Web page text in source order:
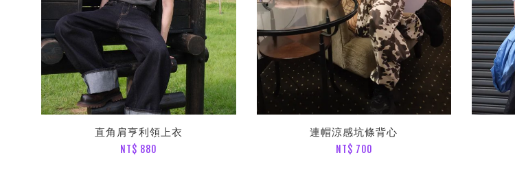
直角肩亨利領上衣
NT$ 880
連帽涼感坑條背心
NT$ 700